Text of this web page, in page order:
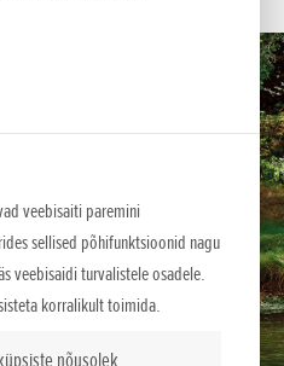
in a new tab
veebisaiti paremini
sellised põhifunktsioonid nagu
veebisaidi turvalistele osadele.
korralikult toimida.
nõusolek